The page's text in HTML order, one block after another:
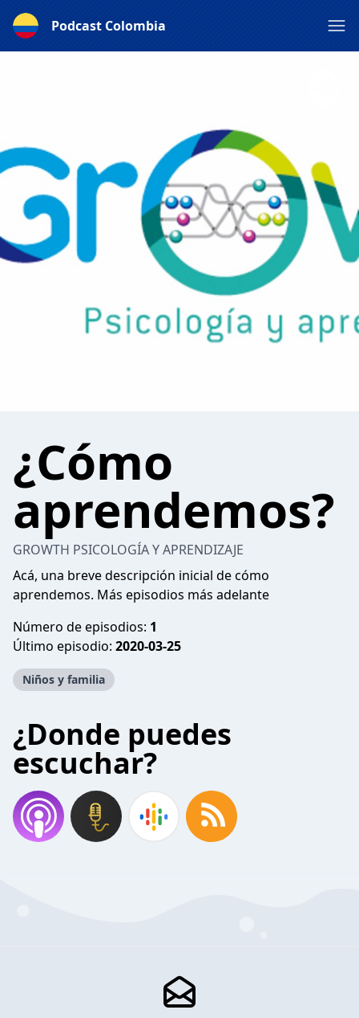
Podcast Colombia
¿Cómo
aprendemos?
GROWTH PSICOLOGÍA Y APRENDIZAJE
Acá, una breve descripción inicial de cómo
aprendemos. Más episodios más adelante
Número de episodios: 1
Último episodio: 2020-03-25
Niños y familia
¿Donde puedes
escuchar?